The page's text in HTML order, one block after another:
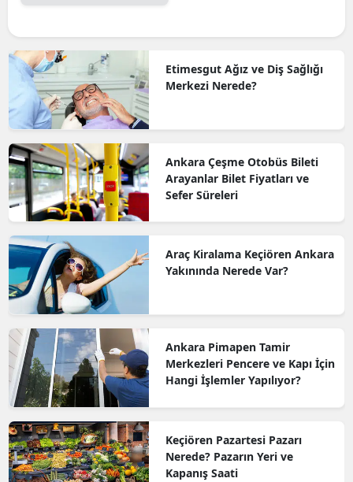
Etimesgut Ağız ve Diş Sağlığı
Merkezi Nerede?
Ankara Çeşme Otobüs Bileti
Arayanlar Bilet Fiyatları ve
Sefer Süreleri
Araç Kiralama Keçiören Ankara
Yakınında Nerede Var?
Ankara Pimapen Tamir
Merkezleri Pencere ve Kapı İçin
Hangi İşlemler Yapılıyor?
Keçiören Pazartesi Pazarı
Nerede? Pazarın Yeri ve
Kapanış Saati